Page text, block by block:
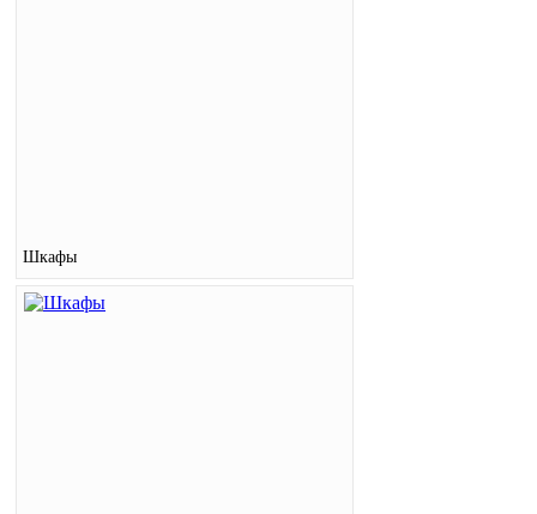
Шкафы